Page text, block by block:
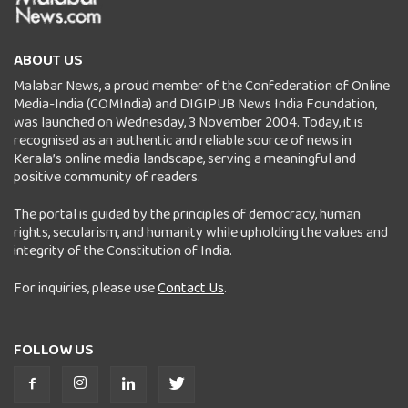
ABOUT US
Malabar News, a proud member of the Confederation of Online
Media-India (COMIndia) and DIGIPUB News India Foundation,
was launched on Wednesday, 3 November 2004. Today, it is
recognised as an authentic and reliable source of news in
Kerala’s online media landscape, serving a meaningful and
positive community of readers.
The portal is guided by the principles of democracy, human
rights, secularism, and humanity while upholding the values and
integrity of the Constitution of India.
For inquiries, please useContact Us.
FOLLOW US